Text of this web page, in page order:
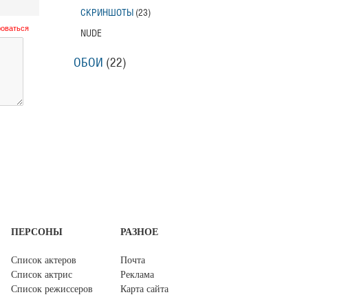
СКРИНШОТЫ (23)
NUDE
ОБОИ (22)
ПЕРСОНЫ
Список актеров
Список актрис
Список режиссеров
РАЗНОЕ
Почта
Реклама
Карта сайта